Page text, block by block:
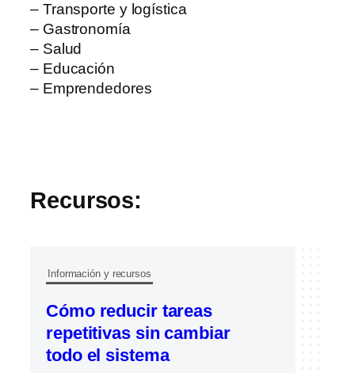
– Transporte y logística
– Gastronomía
– Salud
– Educación
– Emprendedores
Recursos:
Información y recursos
Cómo reducir tareas
repetitivas sin cambiar
todo el sistema